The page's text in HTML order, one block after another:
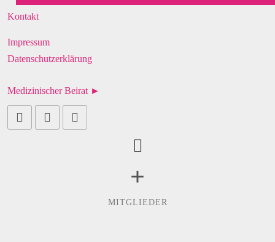
Kontakt
Impressum
Datenschutzerklärung
Medizinischer Beirat ►
+
MITGLIEDER